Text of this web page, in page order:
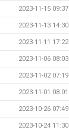
2023-11-15 09:37
2023-11-13 14:30
2023-11-11 17:22
2023-11-06 08:03
2023-11-02 07:19
2023-11-01 08:01
2023-10-26 07:49
2023-10-24 11:30